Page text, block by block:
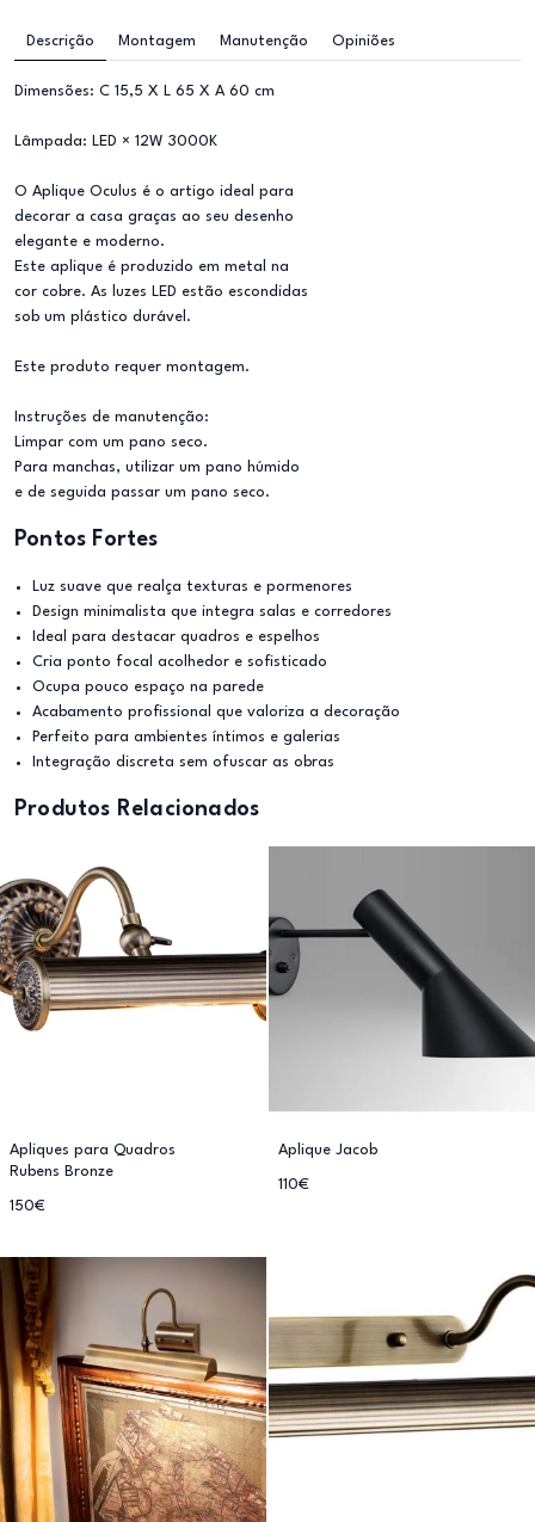
Descrição Montagem Manutenção Opiniões
Dimensões: C 15,5 X L 65 X A 60 cm
Lâmpada: LED × 12W 3000K
O Aplique Oculus é o artigo ideal para
decorar a casa graças ao seu desenho
elegante e moderno.
Este aplique é produzido em metal na
cor cobre. As luzes LED estão escondidas
sob um plástico durável.
Este produto requer montagem.
Instruções de manutenção:
Limpar com um pano seco.
Para manchas, utilizar um pano húmido
e de seguida passar um pano seco.
Pontos Fortes
Luz suave que realça texturas e pormenores
Design minimalista que integra salas e corredores
Ideal para destacar quadros e espelhos
Cria ponto focal acolhedor e sofisticado
Ocupa pouco espaço na parede
Acabamento profissional que valoriza a decoração
Perfeito para ambientes íntimos e galerias
Integração discreta sem ofuscar as obras
Produtos Relacionados
Apliques para Quadros
Rubens Bronze
150€
Aplique Jacob
110€